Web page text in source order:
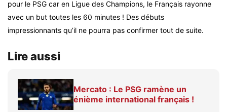
pour le PSG car en Ligue des Champions, le Français rayonne
avec un but toutes les 60 minutes ! Des débuts
impressionnants qu’il ne pourra pas confirmer tout de suite.
Lire aussi
Mercato : Le PSG ramène un
énième international français !